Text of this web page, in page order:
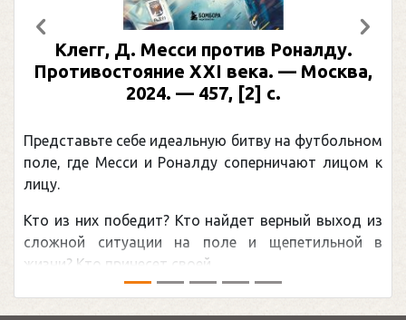
Клегг, Д. Месси против Роналду.
Противостояние XXI века. — Москва,
2024. — 457, [2] с.
Представьте себе идеальную битву на футбольном
поле, где Месси и Роналду соперничают лицом к
лицу.
Кто из них победит? Кто найдет верный выход из
сложной ситуации на поле и щепетильной в
жизни? Кто принесет своей ...
Предыдущий